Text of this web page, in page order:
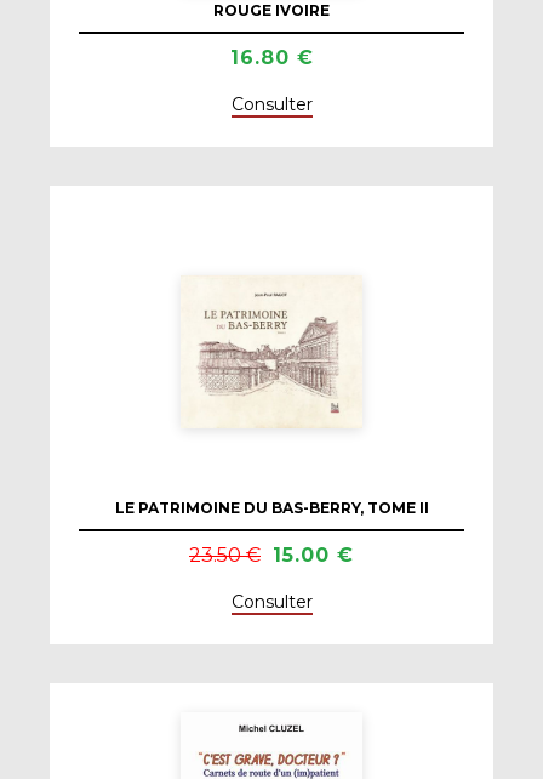
ROUGE IVOIRE
16.80 €
Consulter
LE PATRIMOINE DU BAS-BERRY, TOME II
23.50 € 15.00 €
Consulter